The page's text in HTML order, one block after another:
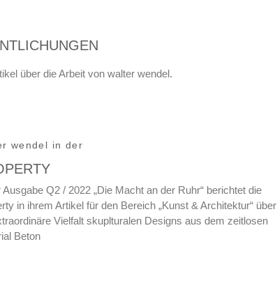
über die Arbeit von walter wendel.
wendel in der
Ausgabe Q2 / 2022 „Die Macht an der Ruhr“ berichtet die
in ihrem Artikel für den Bereich „Kunst & Architektur“ über
Vielfalt skuplturalen Designs aus dem zeitlosen
Beton